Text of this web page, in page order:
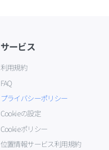
サービス
利用規約
FAQ
プライバシーポリシー
Cookieの設定
Cookieポリシー
位置情報サービス利用規約